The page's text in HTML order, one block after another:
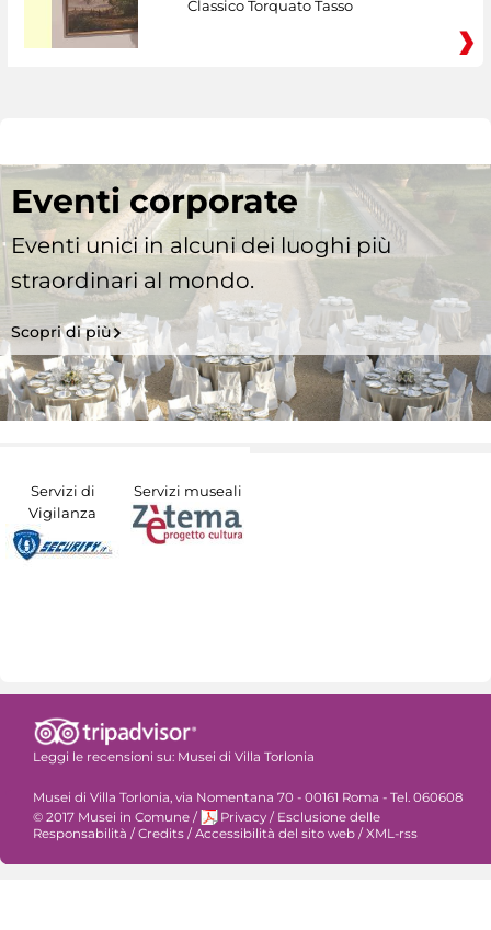
Classico Torquato Tasso
Eventi corporate
Eventi unici in alcuni dei luoghi più
straordinari al mondo.
Scopri di più
Servizi di
Vigilanza
Servizi museali
Leggi le recensioni su: Musei di Villa Torlonia
Musei di Villa Torlonia, via Nomentana 70 - 00161 Roma - Tel. 060608
© 2017 Musei in Comune / Privacy / Esclusione delle
Responsabilità /Credits /Accessibilità del sito web /XML-rss